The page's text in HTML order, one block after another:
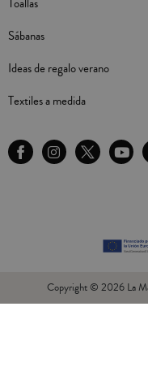
Toallas
Sábanas
Ideas de regalo verano
Textiles a medida
Copyright © 2026 La